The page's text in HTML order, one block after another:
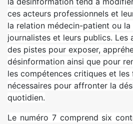
ces acteurs professionnels et
la relation médecin-patient ou
journalistes et leurs publics. Les
des pistes pour exposer,
désinformation ainsi que pour
les compétences critiques et les
nécessaires pour affronter la
quotidien.
Le numéro 7 comprend six